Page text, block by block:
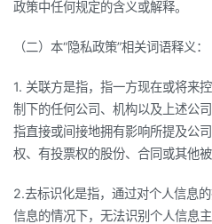
政策中任何规定的含义或解释。
（二）本“隐私政策”相关词语释义：
1. 关联方是指，指一方现在或将来
制下的任何公司、机构以及上述公
指直接或间接地拥有影响所提及公
权、有投票权的股份、合同或其他被
2.去标识化是指，通过对个人信息
信息的情况下，无法识别个人信息主